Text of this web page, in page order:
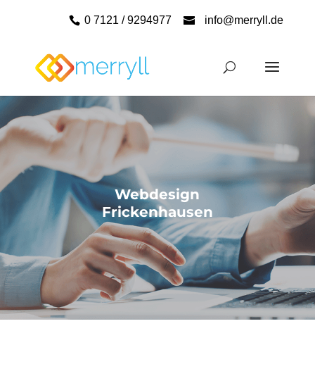
0 7121 / 9294977 info@merryll.de
Webdesign
Frickenhausen